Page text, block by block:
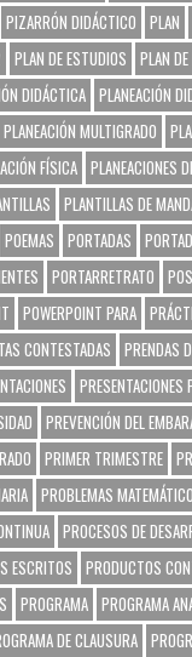
PIZARRÓN DIDÁCTICO PLAN
PLAN DE ESTUDIOS
PLAN
DIDÁCTICA PLANEACIÓN
PLANEACIÓN MULTIGRADO
FÍSICA PLANEACIONES
PLANTILLAS DE
POEMAS PORTADAS
PORTARRETRATO
POWERPOINT PARA
CONTESTADAS
PRENDAS
PRESENTACIONES
PREVENCIÓN DEL
PRIMER TRIMESTRE
PROBLEMAS
PROCESOS DE
ESCRITOS
PRODUCTOS
PROGRAMA PROGRAMA
DE CLAUSURA